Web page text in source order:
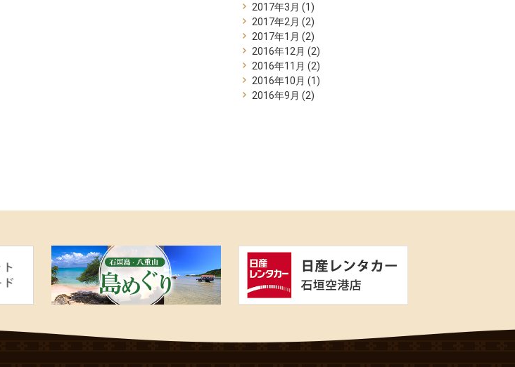
2017年3月 (1)
2017年2月 (2)
2017年1月 (2)
2016年12月 (2)
2016年11月 (2)
2016年10月 (1)
2016年9月 (2)